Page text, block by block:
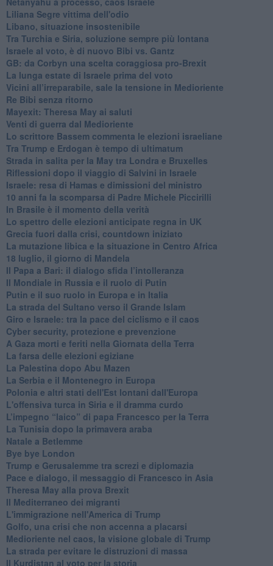
Liliana Segre vittima dell'odio
Libano, situazione insostenibile
Tra Turchia e Siria, soluzione sempre più lontana
Israele al voto, è di nuovo Bibi vs. Gantz
GB: da Corbyn una scelta coraggiosa pro-Brexit
La lunga estate di Israele prima del voto
Vicini all’irreparabile, sale la tensione in Medioriente
Re Bibi senza ritorno
Mayexit: Theresa May ai saluti
Venti di guerra dal Medioriente
Lo scrittore Bassem commenta le elezioni israeliane
Tra Trump e Erdogan è tempo di ultimatum
Strada in salita per la May tra Londra e Bruxelles
Riflessioni dopo il viaggio di Salvini in Israele
Israele: resa di Hamas e dimissioni del ministro
10 anni fa la scomparsa di Padre Michele Piccirilli
In Brasile è il momento della verità
Lo spettro delle elezioni anticipate regna in UK
Grecia fuori dalla crisi, countdown iniziato
La mutazione libica e la situazione in Centro Africa
18 luglio, il giorno di Mandela
Il Papa a Bari: il dialogo sfida l’intolleranza
Il Mondiale in Russia e il ruolo di Putin
Putin e il suo ruolo in Europa e in Italia
La strada del Sultano verso il Grande Islam
Giro e Israele: tra la pace del ciclismo e il caos
Cyber security, protezione e prevenzione
A Gaza morti e feriti nella Giornata della Terra
La farsa delle elezioni egiziane
La Palestina dopo Abu Mazen
La Serbia e il Montenegro in Europa
Polonia e altri stati dell'Est lontani dall'Europa
L'offensiva turca in Siria e il dramma curdo
L’impegno “laico” di papa Francesco per la Terra
La Tunisia dopo la primavera araba
Natale a Betlemme
Bye bye London
Trump e Gerusalemme tra screzi e diplomazia
Pace e dialogo, il messaggio di Francesco in Asia
Theresa May alla prova Brexit
Il Mediterraneo dei migranti
L'immigrazione nell'America di Trump
Golfo, una crisi che non accenna a placarsi
Medioriente nel caos, la visione globale di Trump
La strada per evitare le distruzioni di massa
Il Kurdistan al voto per la storia